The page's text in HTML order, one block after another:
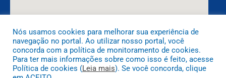
DESENVOLVIDO POR CR2
Nós usamos cookies para melhorar sua experiência de
navegação no portal. Ao utilizar nosso portal, você
concorda com a política de monitoramento de cookies.
Para ter mais informações sobre como isso é feito, acesse
Política de cookies (Leia mais). Se você concorda, clique